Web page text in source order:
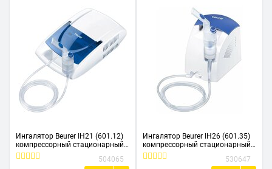
Ингалятор Beurer IH21 (601.12)
компрессорный стационарный
белый
504065
Ингалятор Beurer IH26 (601.35)
компрессорный стационарный
белый
530647